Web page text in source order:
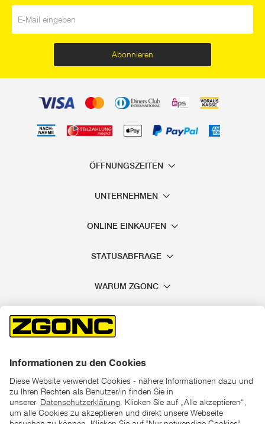
Abonnieren
ÖFFNUNGSZEITEN
UNTERNEHMEN
ONLINE EINKAUFEN
STATUSABFRAGE
WARUM ZGONC